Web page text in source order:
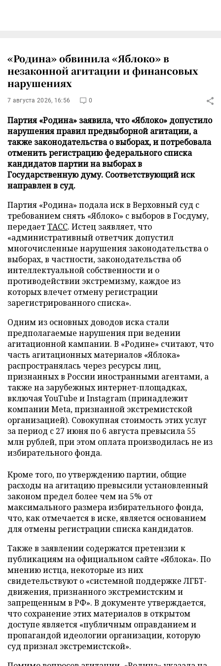
«Родина» обвинила «Яблоко» в
незаконной агитации и финансовых
нарушениях
7 августа 2026, 16:56 0
Партия «Родина» заявила, что «Яблоко» допустило
нарушения правил предвыборной агитации, а
также законодательства о выборах, и потребовала
отменить регистрацию федерального списка
кандидатов партии на выборах в
Государственную думу. Соответствующий иск
направлен в суд.
Партия «Родина» подала иск в Верховный суд с
требованием снять «Яблоко» с выборов в Госдуму,
передаетТАСС. Истец заявляет, что
«административный ответчик допустил
многочисленные нарушения законодательства о
выборах, в частности, законодательства об
интеллектуальной собственности и о
противодействии экстремизму, каждое из
которых влечет отмену регистрации
зарегистрированного списка».
Одним из основных доводов иска стали
предполагаемые нарушения при ведении
агитационной кампании. В «Родине» считают, что
часть агитационных материалов «Яблока»
распространялась через ресурсы лиц,
признанных в России иностранными агентами, а
также на зарубежных интернет-площадках,
включая YouTube и Instagram (принадлежит
компании Meta, признанной экстремистской
организацией). Совокупная стоимость этих услуг
за период с 27 июня по 6 августа превысила 55
млн рублей, при этом оплата производилась не из
избирательного фонда.
Кроме того, по утверждению партии, общие
расходы на агитацию превысили установленный
законом предел более чем на 5% от
максимального размера избирательного фонда,
что, как отмечается в иске, является основанием
для отмены регистрации списка кандидатов.
Также в заявлении содержатся претензии к
публикациям на официальном сайте «Яблока». По
мнению истца, некоторые из них
свидетельствуют о «системной поддержке ЛГБТ-
движения, признанного экстремистским и
запрещенным в РФ». В документе утверждается,
что сохранение этих материалов в открытом
доступе является «публичным оправданием и
пропагандой идеологии организации, которую
суд признал экстремистской».